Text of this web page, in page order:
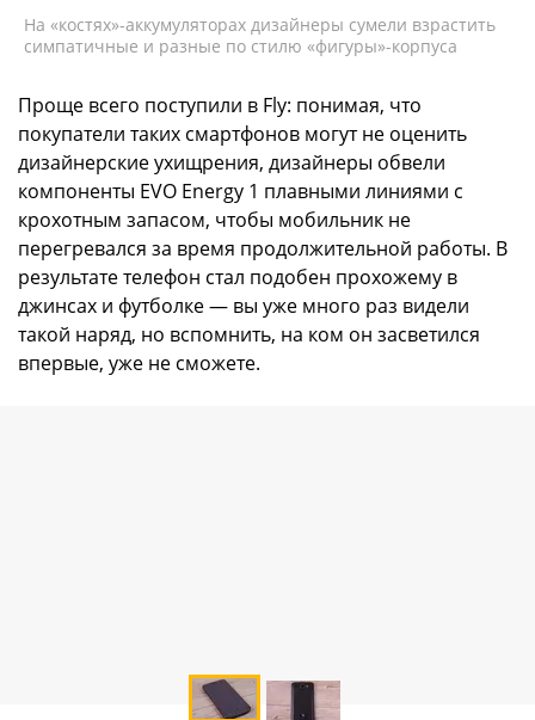
На «костях»-аккумуляторах дизайнеры сумели взрастить
симпатичные и разные по стилю «фигуры»-корпуса
Проще всего поступили в Fly: понимая, что
покупатели таких смартфонов могут не оценить
дизайнерские ухищрения, дизайнеры обвели
компоненты EVO Energy 1 плавными линиями с
крохотным запасом, чтобы мобильник не
перегревался за время продолжительной работы. В
результате телефон стал подобен прохожему в
джинсах и футболке — вы уже много раз видели
такой наряд, но вспомнить, на ком он засветился
впервые, уже не сможете.